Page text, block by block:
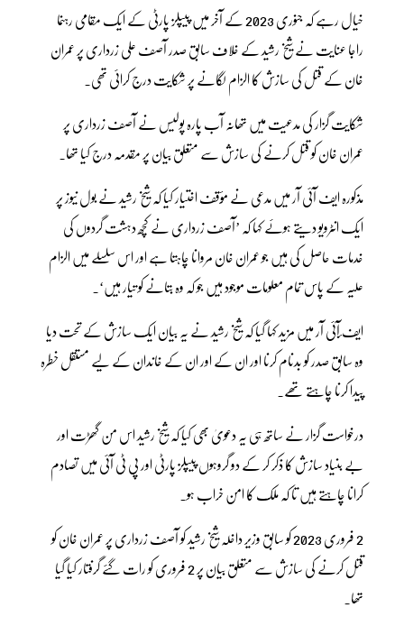
خیال رہے کہ جنوری 2023 کے آخر میں پیپلز پارٹی کے ایک مقامی رہنما
راجا عنایت نے شیخ رشید کے خلاف سابق صدر آصف علی زرداری پر عمران
خان کے قتل کی سازش کا الزام لگانے پر شکایت درج کرائی تھی۔
شکایت گزار کی مدعیت میں تھانہ آب پارہ پولیس نے آصف زرداری پر
عمران خان کو قتل کرنے کی سازش سے متعلق بیان پر مقدمہ درج کیا تھا۔
مذکورہ ایف آئی آر میں مدعی نے مؤقف اختیار کیا کہ شیخ رشید نے بول نیوز پر
ایک انٹرویو دیتے ہوئے کہا کہ ’آصف زرداری نے کچھ دہشت گردوں کی
خدمات حاصل کی ہیں جو عمران خان مروانا چاہتا ہے اور اس سلسلے میں الزام
علیہ کے پاس تمام معلومات موجود ہیں جو کہ وہ بتانے کو تیار ہیں‘۔
ایف ؔآئی آر میں مزید کہا گیا کہ شیخ رشید نے یہ بیان ایک سازش کے تحت دیا
وہ سابق صدر کو بدنام کرنا اور ان کے اور ان کے خاندان کے لیے مستقل خطرہ
پیدا کرنا چاہتے تھے۔
درخواست گزار نے ساتھ ہی یہ دعویٰ بھی کیا کہ شیخ رشید اس من گھڑت اور
بے بنیاد سازش کا ذکر کر کے دو گروہوں پیپلز پارٹی اور پی ٹی آئی میں تصادم
کرانا چاہتے ہیں تا کہ ملک کا امن خراب ہو۔
2 فروری 2023 کو سابق وزیر داخلہ شیخ رشید کو آصف زرداری پر عمران خان کو
قتل کرنے کی سازش سے متعلق بیان پر 2 فروری کو رات گئے گرفتار کیا گیا
تھا۔